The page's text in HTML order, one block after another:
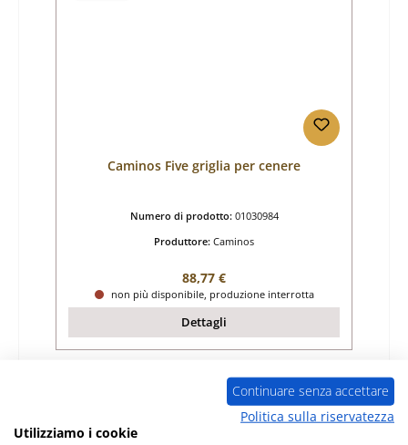
Caminos Five griglia per cenere
Numero di prodotto: 01030984
Produttore: Caminos
Prezzo normale:
88,77 €
non più disponibile, produzione interrotta
Dettagli
Continuare senza accettare
Politica sulla riservatezza
Utilizziamo i cookie